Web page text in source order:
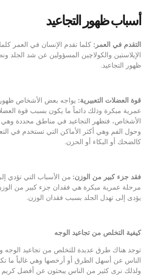
أسبابظهور التجاعيد
التقدم في العمر : كلما تقدم الإنسان في العمر
الإيلاستين والكولاچين المسؤولين عن شد الجلد
ظهور التجاعيد.
قوة العضلات التعبيرية: يواجه بعض الأشخاص
عمرية مبكرة وذلك دائماً ما يكون بسبب قوة
الأشخاص، فتظهر التجاعيد في مناطق محددة وهي
وحول الفم وهي أكثر الأماكن التي تستخدم في
كالضحك أو البكاء أو الحزن.
فقد جزء كبير من الوزن: من الأسباب التي تؤدي
مرحلة عمرية مبكرة هي فقدان جزء كبير من
يؤدى إلى تهدل الجلد بسبب فقدان الوزن.
كيفية التخلص من تجاعيد الوجه
توجد هناك طرق عديدة للتخلص من تجاعيد الوجه
الناس عن أسهل الطرق أو أرخصها وهي غالباً ما
ولذلك نرى كثير من الناس يبحثون عن أفضل كريم